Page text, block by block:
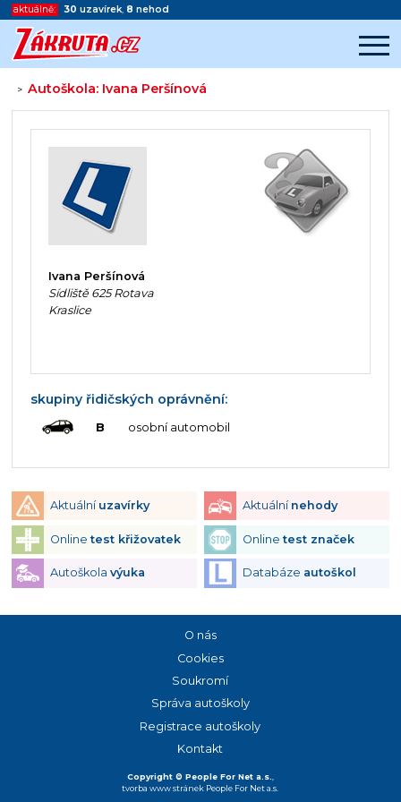
aktuálně: 30 uzavírek, 8 nehod
>Autoškola: Ivana Peršínová
Začátek reklamy
Konec reklamy
Ivana Peršínová
Sídliště 625 Rotava
Kraslice
skupiny řidičských oprávnění:
B osobní automobil
Aktuální uzavírky Aktuální nehody
Onlinetest křižovatek Onlinetest značek
Autoškola výuka Databáze autoškol
Copyright © People For Net a.s.,
tvorba www stránek People For Net a.s.
O nás
Cookies
Soukromí
Správa autoškoly
Registrace autoškoly
Kontakt